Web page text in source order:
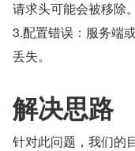
请求头可能会被移除。
3.配置错误：服务端
丢失。
解决思路
针对此问题，我们的